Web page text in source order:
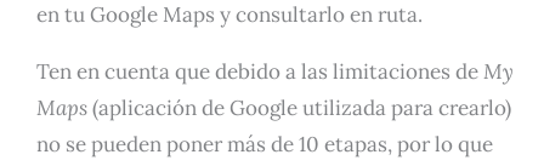
en tu Google Maps y consultarlo en ruta.
Ten en cuenta que debido a las limitaciones deMy
Maps(aplicación de Google utilizada para crearlo)
no se pueden poner más de 10 etapas, por lo que